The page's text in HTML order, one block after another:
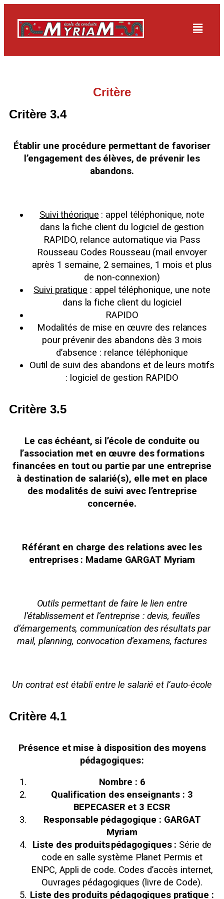
Critère
Critère 3.4
Établir une procédure permettant de favoriser
l’engagement des élèves, de prévenir les
abandons.
Suivi théorique : appel téléphonique, note
dans la fiche client du logiciel de gestion
RAPIDO, relance automatique via Pass
Rousseau Codes Rousseau (mail envoyer
après 1 semaine, 2 semaines, 1 mois et plus
de non-connexion)
Suivi pratique : appel téléphonique, une note
dans la fiche client du logiciel
RAPIDO
Modalités de mise en œuvre des relances
pour prévenir des abandons dès 3 mois
d’absence : relance téléphonique
Outil de suivi des abandons et de leurs motifs
: logiciel de gestion RAPIDO
Critère 3.5
Le cas échéant, si l’école de conduite ou
l’association met en œuvre des formations
financées en tout ou partie par une entreprise
à destination de salarié(s), elle met en place
des modalités de suivi avec l’entreprise
concernée.
Référant en charge des relations avec les
entreprises : Madame GARGAT Myriam
Outils permettant de faire le lien entre
l’établissement et l’entreprise : devis, feuilles
d’émargements, communication des résultats par
mail, planning, convocation d’examens, factures
Un contrat est établi entre le salarié et l’auto-école
Critère 4.1
Présence et mise à disposition des moyens
pédagogiques :
Nombre : 6
Qualification des enseignants : 3
BEPECASER et 3 ECSR
Responsable pédagogique : GARGAT
Myriam
Liste des produits pédagogiques : Série de
code en salle système Planet Permis et
ENPC, Appli de code. Codes d’accès internet,
Ouvrages pédagogiques (livre de Code).
Liste des produits pédagogiques pratique :